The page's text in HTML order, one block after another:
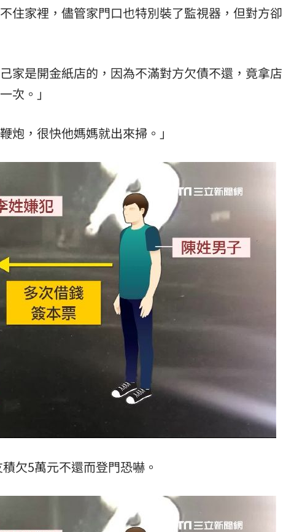
住家裡，儘管家門口也特別裝了監視器，但對方卻
家是開金紙店的，因為不滿對方欠債不還，竟拿店
次。」
炮，很快他媽媽就出來掃。」
欠5萬元不還而登門恐嚇。